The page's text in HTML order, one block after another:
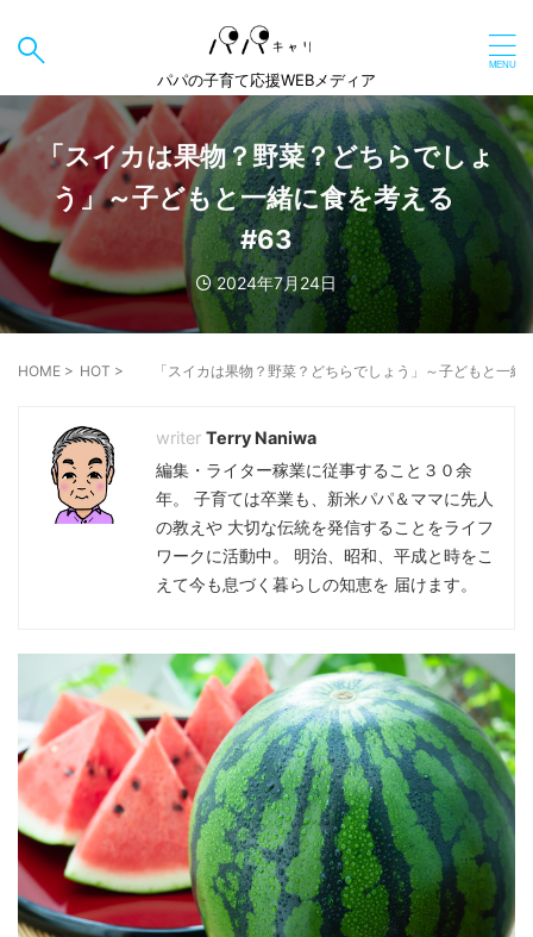
パパの子育て応援WEBメディア
「スイカは果物？野菜？どちらでしょ
う」～子どもと一緒に食を考える
#63
2024年7月24日
HOME > HOT > 「スイカは果物？野菜？どちらでしょう」～子どもと一
Terry Naniwa
編集・ライター稼業に従事すること３０余
年。 子育ては卒業も、新米パパ＆ママに先人
の教えや 大切な伝統を発信することをライフ
ワークに活動中。 明治、昭和、平成と時をこ
えて今も息づく暮らしの知恵を 届けます。